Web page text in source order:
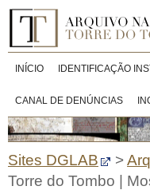
INÍCIO IDENTIFICAÇÃO
CANAL DE DENÚNCIAS
Sites DGLAB >
Torre do Tombo |